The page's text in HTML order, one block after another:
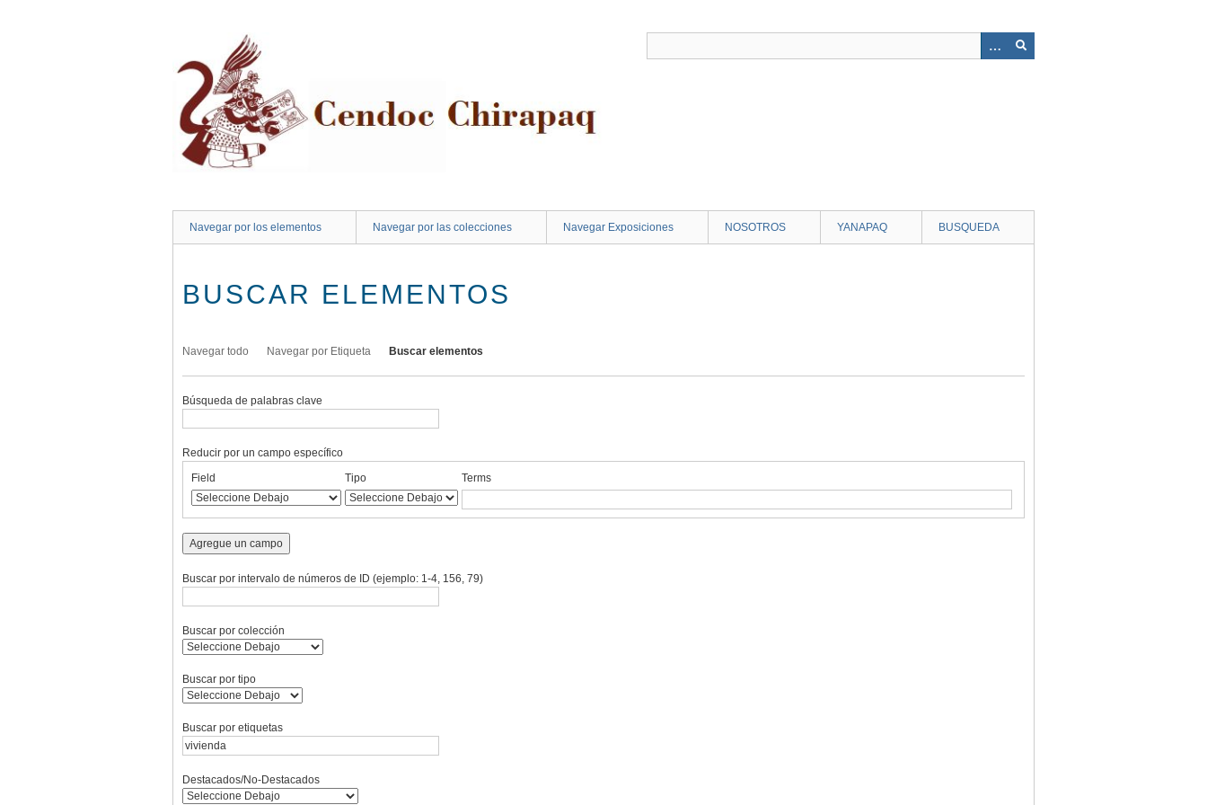
Navegar por los elementos Navegar por las colecciones Navegar Exposiciones NOSOTROS YANAPAQ BUSQUEDA
BUSCAR ELEMENTOS
Navegar todo Navegar por Etiqueta Buscar elementos
Búsqueda de palabras clave
rows
in
"Reducir
por
campo
Reducir por un campo específico
de
búsqueda
de
búsqueda
de
búsqueda
de
Búsqueda
Field Tipo Terms
Agregue un campo
Buscar por intervalo de números de ID (ejemplo: 1-4, 156, 79)
Buscar por colección
Buscar por tipo
Buscar por etiquetas
Destacados/No-Destacados